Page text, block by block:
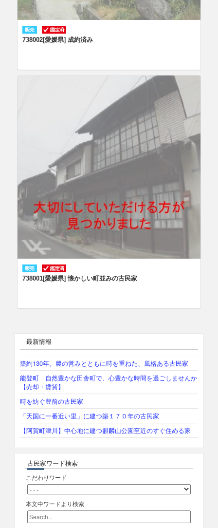
738002[愛媛県] 成約済み
738001[愛媛県] 懐かしい町並みの古民家
最新情報
築約130年。農の営みとともに時を重ねた、風格ある古民家
能登町 自然豊かな田舎町で、心豊かな時間を過ごしませんか
【売却・賃貸】
時を紡ぐ豊前の古民家
「天国に一番近い里」に建つ築１７０年の古民家
【阿賀町津川】中心地に建つ麒麟山公園至近のすぐ住める家
古民家ワード検索
こだわりワード
本文中ワードより検索